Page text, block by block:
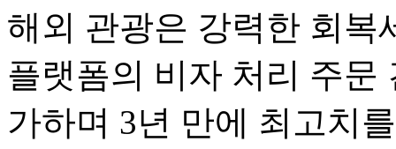
해외 관광은 강력한 회복
플랫폼의 비자 처리 주문
가하며 3년 만에 최고치